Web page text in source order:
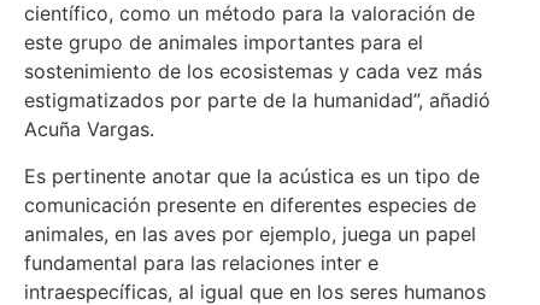
científico, como un método para la valoración de
este grupo de animales importantes para el
sostenimiento de los ecosistemas y cada vez más
estigmatizados por parte de la humanidad”, añadió
Acuña Vargas.
Es pertinente anotar que la acústica es un tipo de
comunicación presente en diferentes especies de
animales, en las aves por ejemplo, juega un papel
fundamental para las relaciones inter e
intraespecíficas, al igual que en los seres humanos